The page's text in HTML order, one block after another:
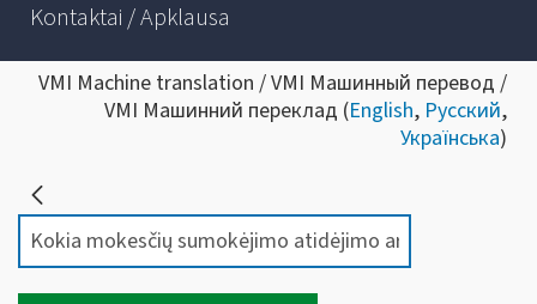
Kontaktai / Apklausa
VMI Machine translation / VMI Машинный перевод /
VMI Машинний переклад (English, Русский,
Українська)